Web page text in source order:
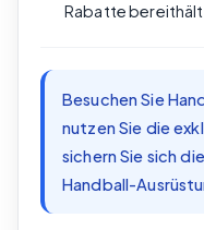
Rabatte bereithält.
Besuchen Sie
nutzen Sie die
sichern Sie sich
Handball-